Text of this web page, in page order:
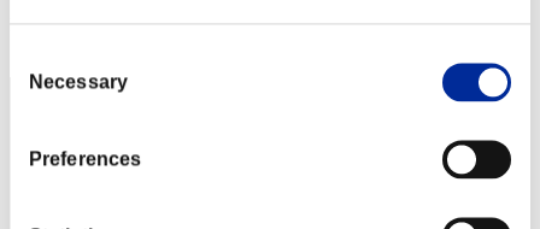
Selection
Necessary
Preferences
Posizione